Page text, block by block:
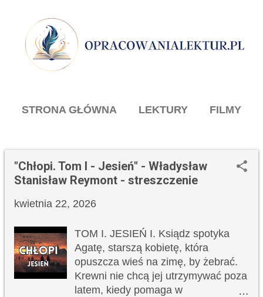
STRONA GŁÓWNA LEKTURY FILMY
"Chłopi. Tom I - Jesień" - Władysław
Stanisław Reymont - streszczenie
kwietnia 22, 2026
TOM I. JESIEŃ I. Ksiądz spotyka
Agatę, starszą kobietę, która
opuszcza wieś na zimę, by żebrać.
Krewni nie chcą jej utrzymywać poza
latem, kiedy pomaga w